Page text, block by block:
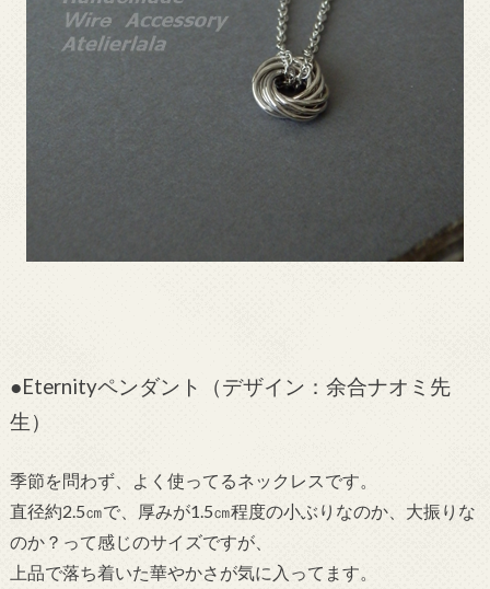
●Eternityペンダント（デザイン：余合ナオミ先
生）
季節を問わず、よく使ってるネックレスです。
直径約2.5㎝で、厚みが1.5㎝程度の小ぶりなのか、大振りな
のか？って感じのサイズですが、
上品で落ち着いた華やかさが気に入ってます。